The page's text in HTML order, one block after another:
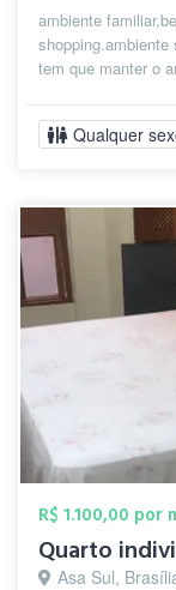
ambiente
tem que manter o
Qualquer
R$ 1.100,00 por
Quarto
Asa Sul,